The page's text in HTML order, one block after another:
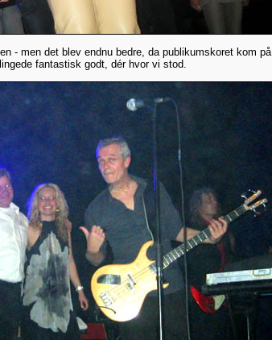
- men det blev endnu bedre, da publikumskoret kom på
fantastisk godt, dér hvor vi stod.